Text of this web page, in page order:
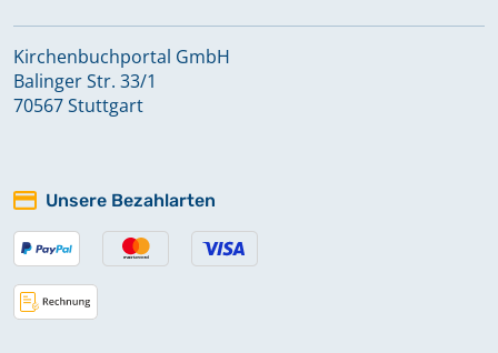
Kommunikanten 1892 - 1904
Keine verfügbaren Digitalisate
Kommunikanten 1907 - 1918
Keine verfügbaren Digitalisate
Kirchenbuchportal GmbH
Balinger Str. 33/1
70567 Stuttgart
Unsere Bezahlarten